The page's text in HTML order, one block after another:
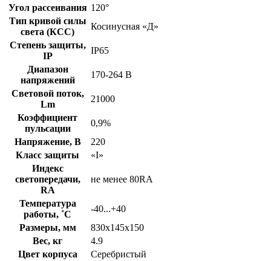
Угол рассеивания 120°
Тип кривой силы
света (КСС)
Косинусная «Д»
Степень защиты,
IP
IP65
Диапазон
напряжений
170-264 В
Световой поток,
Lm
21000
Коэффициент
пульсации
0,9%
Напряжение, В
220
Класс защиты
«I»
Индекс
светопередачи,
RA
не менее 80RA
Температура
работы, ˚С
-40...+40
Размеры, мм
830х145х150
Вес, кг
4.9
Цвет корпуса
Серебристый